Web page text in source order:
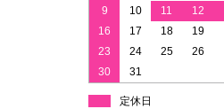
9
10 11 12
16
17 18 19
23
24 25 26
30
31
定休日